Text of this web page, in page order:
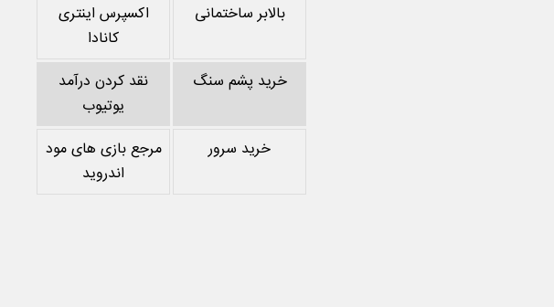
بالابر ساختمانی
اکسپرس اینتری
کانادا
خرید پشم سنگ
نقد کردن درآمد
یوتیوب
خرید سرور
مرجع بازی های مود
اندروید